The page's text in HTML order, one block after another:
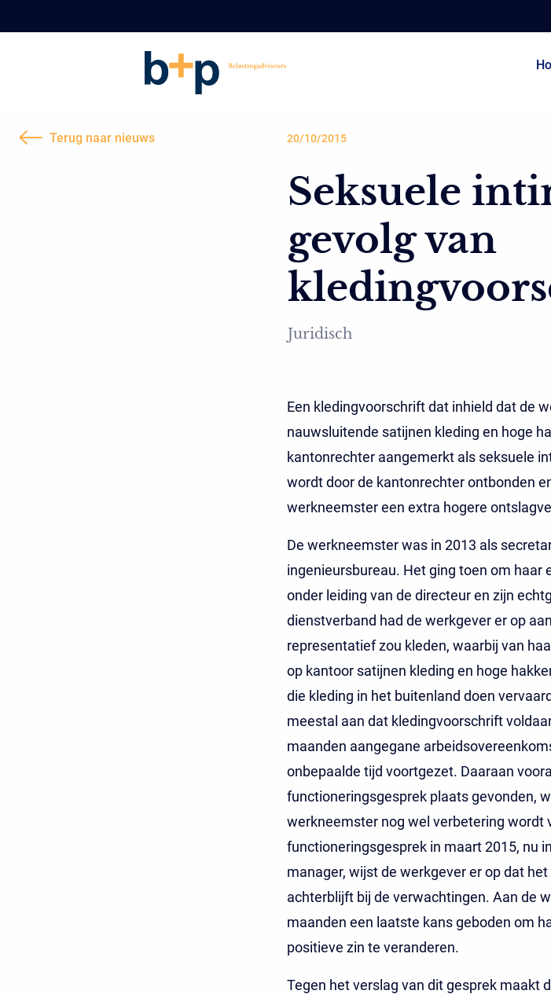
Terug naar nieuws 20/10/2015
Seksuele
gevolg van
Juridisch
Een kledingvoorschrift dat inhield dat de
nauwsluitende satijnen kleding en hoge
kantonrechter aangemerkt als seksuele
wordt door de kantonrechter ontbonden
werkneemster een extra hogere
De werkneemster was in 2013 als
ingenieursbureau. Het ging toen om haar
onder leiding van de directeur en zijn
dienstverband had de werkgever er op
representatief zou kleden, waarbij van
op kantoor satijnen kleding en hoge
die kleding in het buitenland doen
meestal aan dat kledingvoorschrift
maanden aangegane
onbepaalde tijd voortgezet. Daaraan
functioneringsgesprek plaats gevonden,
werkneemster nog wel verbetering wordt
functioneringsgesprek in maart 2015, nu
manager, wijst de werkgever er op dat
achterblijft bij de verwachtingen. Aan de
maanden een laatste kans geboden om
positieve zin te veranderen.
Tegen het verslag van dit gesprek maakt